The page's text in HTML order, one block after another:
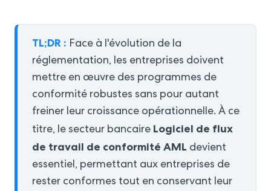
TL;DR : Face à l'évolution de la
réglementation, les entreprises doivent
mettre en œuvre des programmes de
conformité robustes sans pour autant
freiner leur croissance opérationnelle. À ce
titre, le secteur bancaire Logiciel de flux
de travail de conformité AML devient
essentiel, permettant aux entreprises de
rester conformes tout en conservant leur